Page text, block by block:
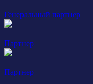
Генеральный партнер
Партнер
Партнер